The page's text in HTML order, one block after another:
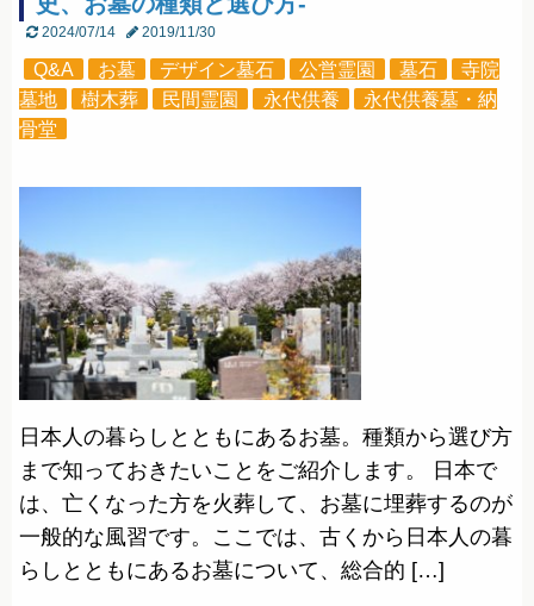
2024/07/14 2019/11/30
Q&A お墓 デザイン墓石 公営霊園 墓石
寺院
墓地
樹木葬 民間霊園 永代供養
永代供養墓・納
骨堂
日本人の暮らしとともにあるお墓。種類から選び方
まで知っておきたいことをご紹介します。 日本で
は、亡くなった方を火葬して、お墓に埋葬するのが
一般的な風習です。ここでは、古くから日本人の暮
らしとともにあるお墓について、総合的 […]